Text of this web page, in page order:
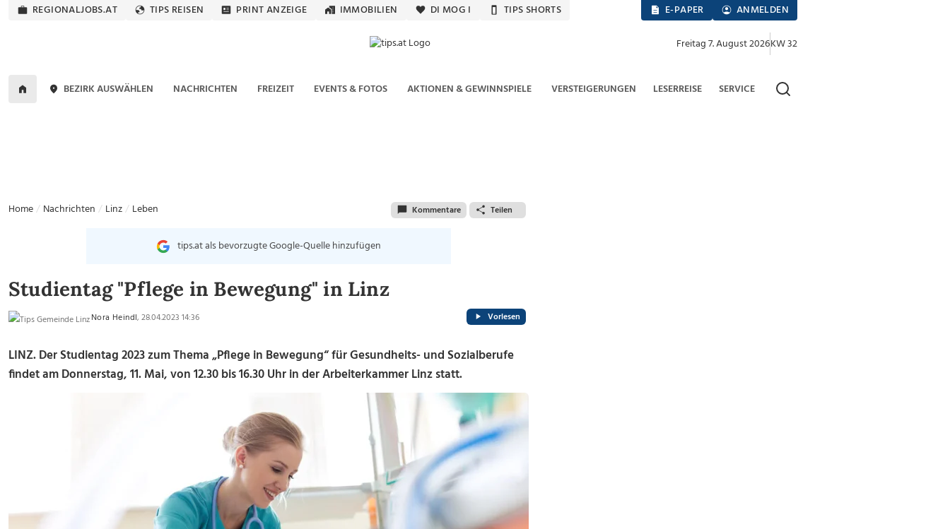
REGIONALJOBS.AT TIPS REISEN PRINT ANZEIGE IMMOBILIEN DI MOG I TIPS SHORTS E-PAPER ANMELDEN
Freitag 7. August 2026KW 32
BEZIRK AUSWÄHLEN NACHRICHTEN FREIZEIT EVENTS & FOTOS AKTIONEN & GEWINNSPIELE VERSTEIGERUNGEN LESERREISE SERVICE
Home Nachrichten Linz Leben Kommentare Teilen
tips.at als bevorzugte Google-Quelle hinzufügen
Studientag "Pflege in Bewegung" in Linz
Nora Heindl, 28.04.2023 14:36 Vorlesen
LINZ. Der Studientag 2023 zum Thema „Pflege in Bewegung“ für Gesundheits- und Sozialberufe
findet am Donnerstag, 11. Mai, von 12.30 bis 16.30 Uhr in der Arbeiterkammer Linz statt.